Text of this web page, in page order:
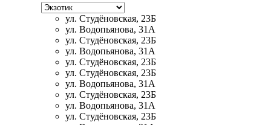
ул. Студёновская, 23Б
ул. Водопьянова, 31А
ул. Студёновская, 23Б
ул. Водопьянова, 31А
ул. Студёновская, 23Б
ул. Студёновская, 23Б
ул. Водопьянова, 31А
ул. Студёновская, 23Б
ул. Водопьянова, 31А
ул. Студёновская, 23Б